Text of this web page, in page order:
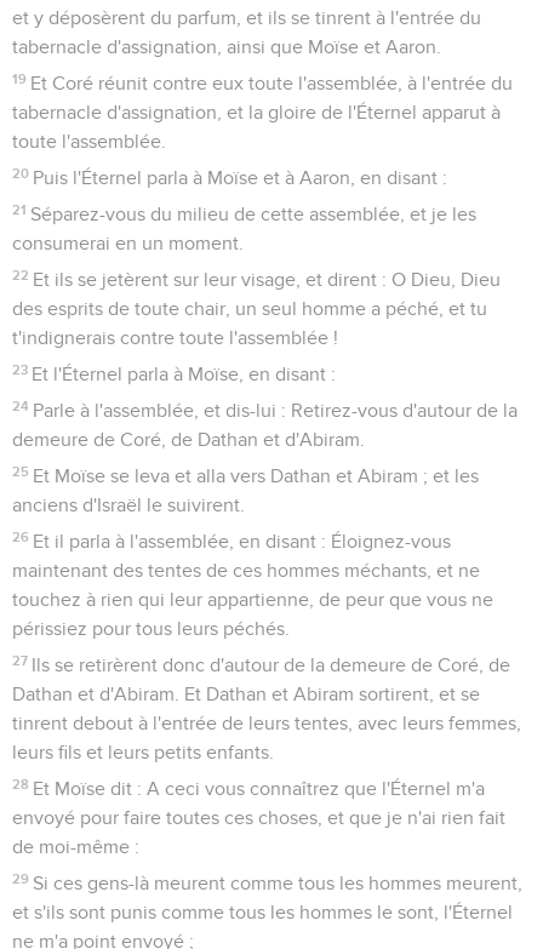
et y déposèrent du parfum, et ils se tinrent à l'entrée du
tabernacle d'assignation, ainsi que Moïse et Aaron.
19 Et Coré réunit contre eux toute l'assemblée, à l'entrée du
tabernacle d'assignation, et la gloire de l'Éternel apparut à
toute l'assemblée.
20 Puis l'Éternel parla à Moïse et à Aaron, en disant :
21 Séparez-vous du milieu de cette assemblée, et je les
consumerai en un moment.
22 Et ils se jetèrent sur leur visage, et dirent : O Dieu, Dieu
des esprits de toute chair, un seul homme a péché, et tu
t'indignerais contre toute l'assemblée !
23 Et l'Éternel parla à Moïse, en disant :
24 Parle à l'assemblée, et dis-lui : Retirez-vous d'autour de la
demeure de Coré, de Dathan et d'Abiram.
25 Et Moïse se leva et alla vers Dathan et Abiram ; et les
anciens d'Israël le suivirent.
26 Et il parla à l'assemblée, en disant : Éloignez-vous
maintenant des tentes de ces hommes méchants, et ne
touchez à rien qui leur appartienne, de peur que vous ne
périssiez pour tous leurs péchés.
27 Ils se retirèrent donc d'autour de la demeure de Coré, de
Dathan et d'Abiram. Et Dathan et Abiram sortirent, et se
tinrent debout à l'entrée de leurs tentes, avec leurs femmes,
leurs fils et leurs petits enfants.
28 Et Moïse dit : A ceci vous connaîtrez que l'Éternel m'a
envoyé pour faire toutes ces choses, et que je n'ai rien fait
de moi-même :
29 Si ces gens-là meurent comme tous les hommes meurent,
et s'ils sont punis comme tous les hommes le sont, l'Éternel
ne m'a point envoyé ;